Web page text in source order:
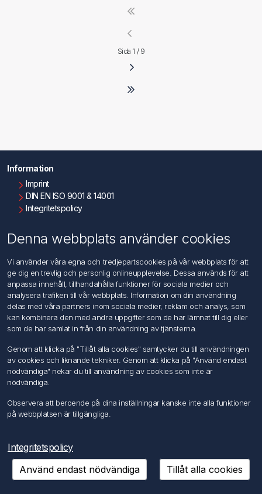
Sida 1 / 9
Information
Imprint
DIN EN ISO 9001 & 14001
Integritetspolicy
Kontakta oss
Kundtjänst
Sök
Mitt konto
Mina ordrar
Mina adresser
Följ oss
Copyright © 2026 FÖRCH Sverige AB. Alla rättigheter reserverade.
Powered bynopCommerce
Denna webbplats använder cookies
Vi använder våra egna och tredjepartscookies på vår webbplats för att
ge dig en trevlig och personlig onlineupplevelse. Dessa används för att
anpassa innehåll, tillhandahålla funktioner för sociala medier och
analysera trafiken till vår webbplats. Information om din användning
delas med våra partners inom sociala medier, reklam och analys, som
kan kombinera den med andra uppgifter som de har lämnat till dig eller
som de har samlat in från din användning av tjänsterna.
Genom att klicka på "Tillåt alla cookies" samtycker du till användningen
av cookies och liknande tekniker. Genom att klicka på "Använd endast
nödvändiga" nekar du till användning av cookies som inte är
nödvändiga.
Observera att beroende på dina inställningar kanske inte alla funktioner
på webbplatsen är tillgängliga.
Integritetspolicy
Använd endast nödvändiga
Tillåt alla cookies